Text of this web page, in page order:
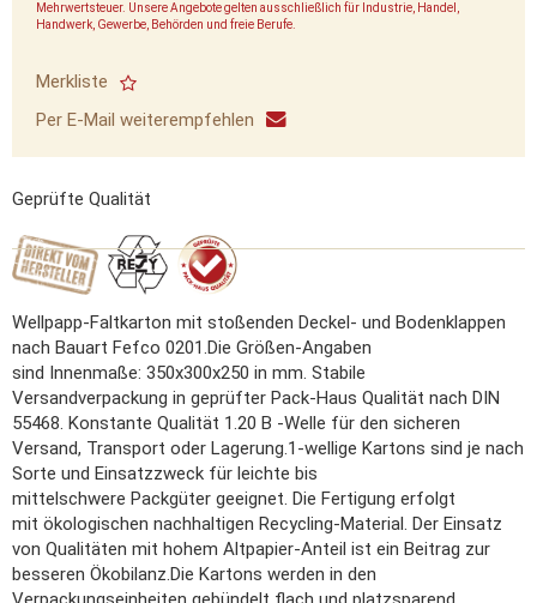
Mehrwertsteuer. Unsere Angebote gelten ausschließlich für Industrie, Handel,
Handwerk, Gewerbe, Behörden und freie Berufe.
Merkliste
Per E-Mail weiterempfehlen
Geprüfte Qualität
Wellpapp-Faltkarton mit stoßenden Deckel- und Bodenklappen
nach Bauart Fefco 0201.Die Größen-Angaben
sind Innenmaße: 350x300x250 in mm. Stabile
Versandverpackung in geprüfter Pack-Haus Qualität nach DIN
55468. Konstante Qualität 1.20 B -Welle für den sicheren
Versand, Transport oder Lagerung.1-wellige Kartons sind je nach
Sorte und Einsatzzweck für leichte bis
mittelschwere Packgüter geeignet. Die Fertigung erfolgt
mit ökologischen nachhaltigen Recycling-Material. Der Einsatz
von Qualitäten mit hohem Altpapier-Anteil ist ein Beitrag zur
besseren Ökobilanz.Die Kartons werden in den